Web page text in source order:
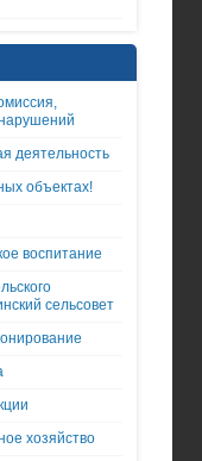
деятельность
объектах!
воспитание
сельсовет
хозяйство